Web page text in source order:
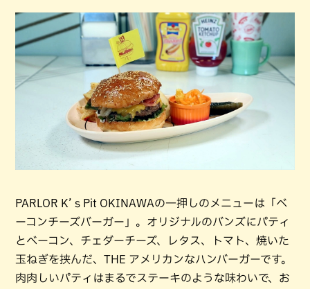
PARLOR K’ｓPit OKINAWAの一押しのメニューは「ベ
ーコンチーズバーガー」。オリジナルのバンズにパティ
とベーコン、チェダーチーズ、レタス、トマト、焼いた
玉ねぎを挟んだ、THE アメリカンなハンバーガーです。
肉肉しいパティはまるでステーキのような味わいで、お